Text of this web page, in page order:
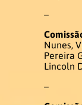
–
Nunes,
Pereira
Lincoln
–